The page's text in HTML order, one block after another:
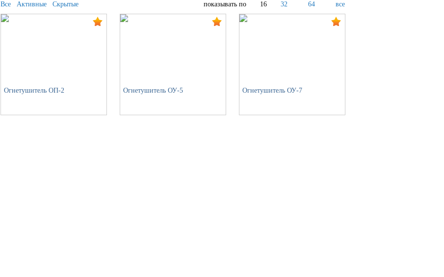
Все Активные Скрытые все
64
32
16
показывать по
Огнетушитель ОП-2 Огнетушитель ОУ-5 Огнетушитель ОУ-7